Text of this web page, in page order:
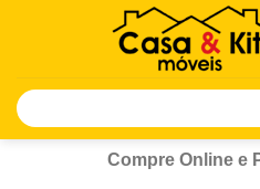
Pesquisar
por:
Compre Online e